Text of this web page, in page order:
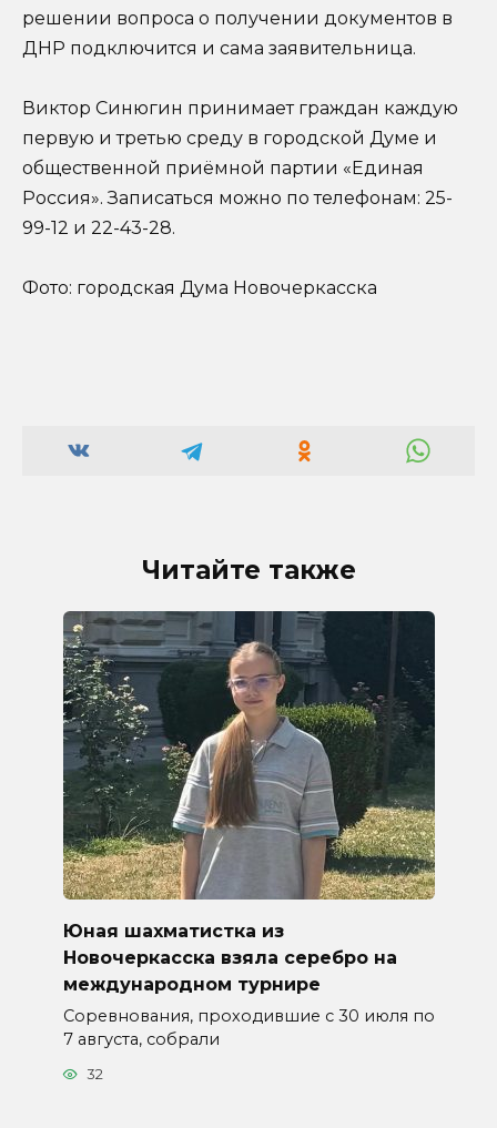
решении вопроса о получении документов в
ДНР подключится и сама заявительница.
Виктор Синюгин принимает граждан каждую
первую и третью среду в городской Думе и
общественной приёмной партии «Единая
Россия». Записаться можно по телефонам: 25-
99-12 и 22-43-28.
Фото: городская Дума Новочеркасска
Читайте также
Юная шахматистка из
Новочеркасска взяла серебро на
международном турнире
Соревнования, проходившие с 30 июля по
7 августа, собрали
32